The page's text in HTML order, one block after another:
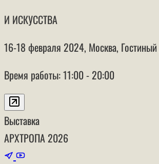
И ИСКУССТВА
16-18 февраля 2024, Москва,
Время работы: 11:00 - 20:00
Выставка
АРХТРОПА 2026